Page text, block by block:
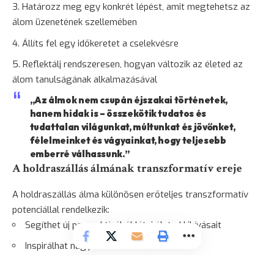
Határozz meg egy konkrét lépést, amit megtehetsz az
álom üzenetének szellemében
Állíts fel egy időkeretet a cselekvésre
Reflektálj rendszeresen, hogyan változik az életed az
álom tanulságának alkalmazásával
„Az álmok nem csupán éjszakai történetek,
hanem hidak is – összekötik tudatos és
tudattalan világunkat, múltunkat és jövőnket,
félelmeinket és vágyainkat, hogy teljesebb
emberré válhassunk.”
A holdraszállás álmának transzformatív ereje
A holdraszállás álma különösen erőteljes transzformatív
potenciállal rendelkezik:
Segíthet új perspektívából látni életed kihívásait
Inspirálhat nagyobb célok kitűzésére